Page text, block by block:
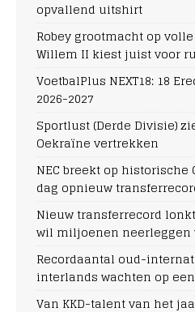
opvallend uitshirt
Robey grootmacht op
Willem II kiest juist voor
VoetbalPlus NEXT18: 18
2026-2027
Sportlust (Derde Divisie)
Oekraïne vertrekken
NEC breekt op
dag opnieuw
Nieuw transferrecord
wil miljoenen neerleggen
Recordaantal oud-
interlands wachten op
Van KKD-talent van het